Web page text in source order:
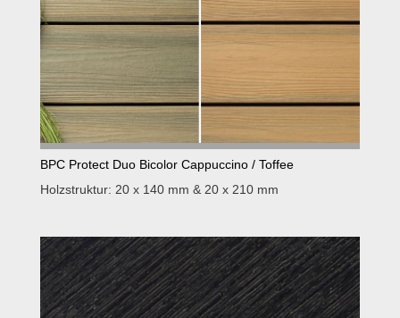
BPC Protect Duo Bicolor Cappuccino / Toffee
Holzstruktur: 20 x 140 mm & 20 x 210 mm